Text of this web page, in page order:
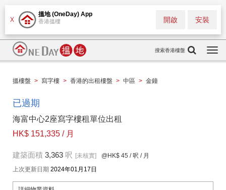
X
搵地 (OneDay) App
香港搵樓 安裝
開啟
搜索香港樓盤
搵樓盤 > 寫字樓 > 香港的出租樓盤 > 中區 > 金鐘
已過期
海富中心2座寫字樓租單位出租
HK$ 151,335 / 月
建築面積 3,363 呎 [未核實] @HK$ 45 / 呎 / 月
上次更新日期 2024年01月17日